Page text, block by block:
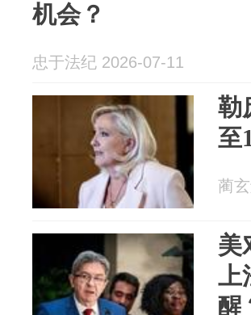
机会？
忠于法纪 2026-07-11
勒
至
蔺
美
上
醒